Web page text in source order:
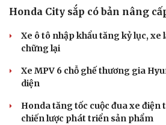
Honda City sắp có bản nâng
Xe ô tô nhập khẩu tăng kỷ lục, xe
chững lại
Xe MPV 6 chỗ ghế thương gia
diện
Honda tăng tốc cuộc đua xe điện
chiến lược phát triển sản phẩm